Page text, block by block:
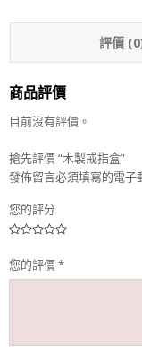
評價
商品評價
目前沒有評價。
搶先評價 “木製戒指盒”
發佈留言必須填寫的電子
您的評分
您的評價*